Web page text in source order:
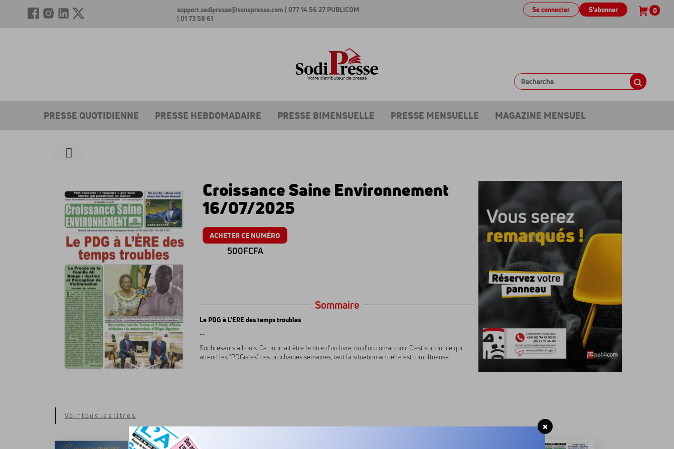
support.sodipresse@sonapresse.com | 077 14 56 27
| 01 73 58 61
PUBLICOM S'abonner
Se connecter 0
PRESSE QUOTIDIENNE PRESSE HEBDOMADAIRE PRESSE BIMENSUELLE PRESSE MENSUELLE MAGAZINE MENSUEL
Croissance Saine Environnement
16/07/2025
ACHETER CE NUMÉRO
500FCFA
Sommaire
Le PDG à L'ERE des temps troubles
--
Soubresauts à Louis. Ce pourrait être le titre d’un livre, ou d’un roman noir. C’est surtout ce qui
attend les "PDGistes" ces prochaines semaines, tant la situation actuelle est tumultueuse.
Voir tous les titres